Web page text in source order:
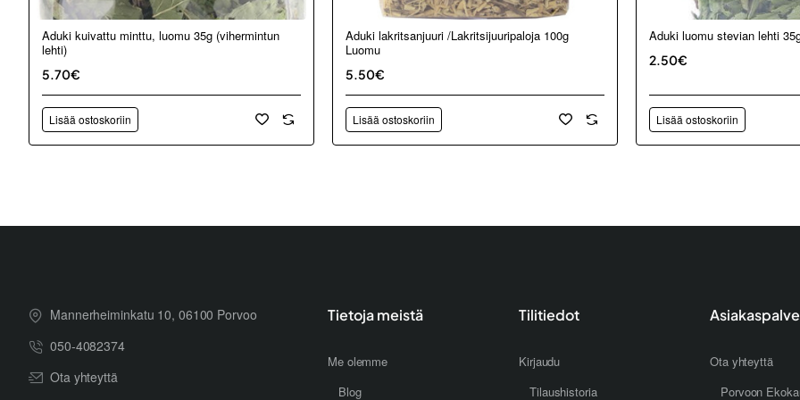
Aduki kuivattu minttu, luomu 35g (vihermintun
lehti)
5.70€
Lisää ostoskoriin
Aduki lakritsanjuuri /Lakritsijuuripaloja 100g
Luomu
5.50€
Lisää ostoskoriin
Aduki luomu stevian lehti
2.50€
Lisää ostoskoriin
Mannerheiminkatu 10, 06100 Porvoo
050-4082374
Ota yhteyttä
Tietoja meistä
Me olemme
Blog
Tilitiedot
Kirjaudu
Tilaushistoria
Ota yhteyttä
Porvoon